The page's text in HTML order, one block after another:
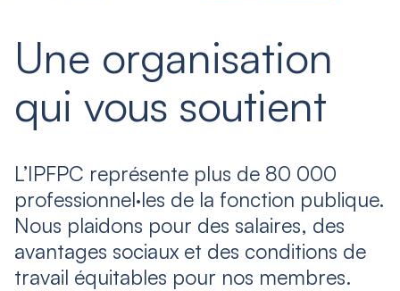
Une organisation
qui vous soutient
L’IPFPC représente plus de 80 000
professionnel·les de la fonction publique.
Nous plaidons pour des salaires, des
avantages sociaux et des conditions de
travail équitables pour nos membres.